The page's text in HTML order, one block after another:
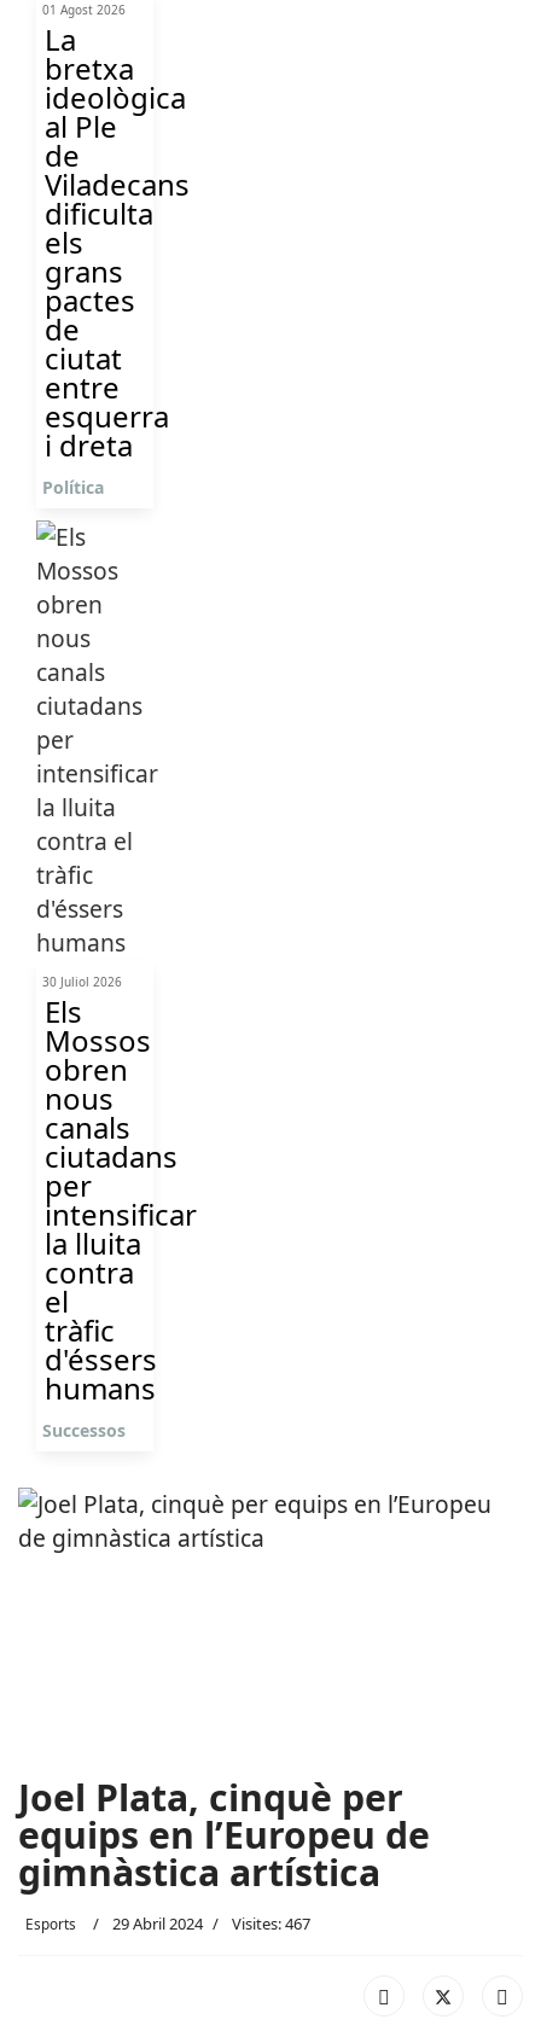
01 Agost 2026
La
bretxa
ideològica
al Ple
de
Viladecans
dificulta
els
grans
pactes
de
ciutat
entre
esquerra
i dreta
Política
30 Juliol 2026
Els
Mossos
obren
nous
canals
ciutadans
per
intensificar
la lluita
contra
el
tràfic
d'éssers
humans
Successos
Joel Plata, cinquè per
equips en l’Europeu de
gimnàstica artística
Esports 29 Abril 2024 Visites: 467